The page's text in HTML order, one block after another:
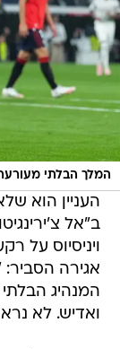
המלך הבלתי
העניין הוא
ב"אל
ויניסיוס על
אגירה הסביר:
המנהיג
ואדיש. לא